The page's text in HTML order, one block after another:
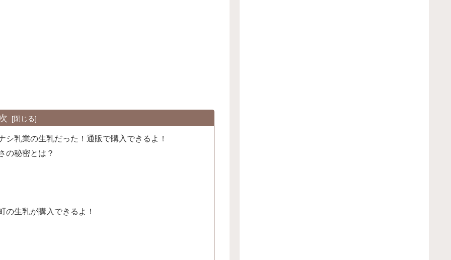
乳業の生乳だった！通販で購入できるよ！
の秘密とは？
の生乳が購入できるよ！